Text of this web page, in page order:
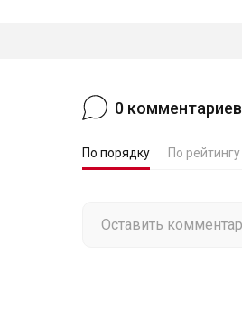
0 комментариев
По порядку По рейтингу